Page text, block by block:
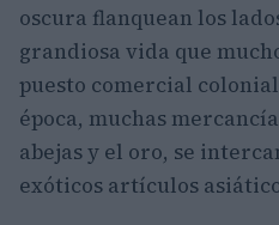
oscura flanquean los
grandiosa vida que
puesto comercial
época, muchas
abejas y el oro, se
exóticos artículos